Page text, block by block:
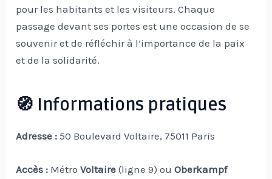
pour les habitants et les visiteurs. Chaque
passage devant ses portes est une occasion de se
souvenir et de réfléchir à l’importance de la paix
et de la solidarité.
🧭 Informations pratiques
Adresse : 50 Boulevard Voltaire, 75011 Paris
Accès : MétroVoltaire (ligne 9) ouOberkampf